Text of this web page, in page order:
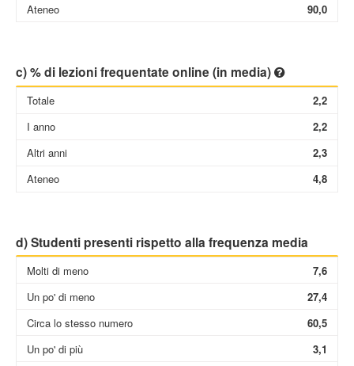
Ateneo
90,0
c) % di lezioni frequentate online (in media)
Totale
I anno
Altri anni
Ateneo
2,2
2,2
2,3
4,8
d) Studenti presenti rispetto alla frequenza media
Molti di meno
Un po' di meno
Circa lo stesso numero
Un po' di più
7,6
27,4
60,5
3,1